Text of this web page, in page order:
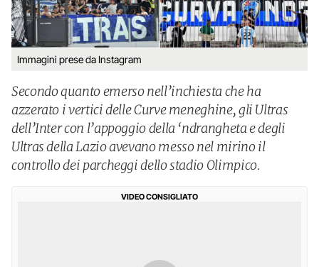
Immagini prese da Instagram
Secondo quanto emerso nell’inchiesta che ha
azzerato i vertici delle Curve meneghine, gli Ultras
dell’Inter con l’appoggio della ‘ndrangheta e degli
Ultras della Lazio avevano messo nel mirino il
controllo dei parcheggi dello stadio Olimpico.
VIDEO CONSIGLIATO